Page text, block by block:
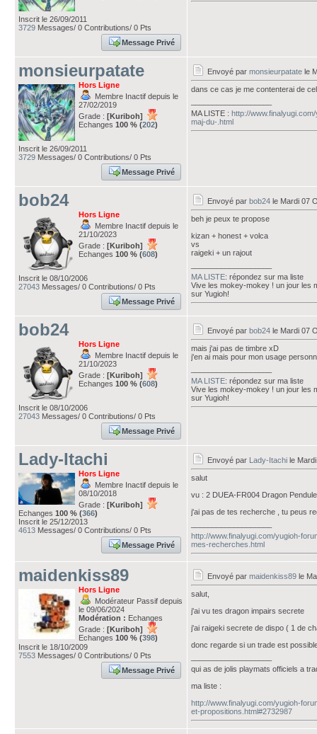
Inscrit le 26/09/2011
3729 Messages/ 0 Contributions/ 0 Pts
Message Privé
monsieurpatate
Hors Ligne
Membre Inactif depuis le
27/02/2019
Grade : [Kuriboh]
Echanges 100 % (202)
Inscrit le 26/09/2011
3729 Messages/ 0 Contributions/ 0 Pts
Message Privé
Envoyé par monsieurpatate le
dans ce cas je me contenterai de
MA LISTE : http://
maj-du-.html
bob24
Hors Ligne
Membre Inactif depuis le
21/10/2023
Grade : [Kuriboh]
Echanges 100 % (608)
Inscrit le 08/10/2006
27043 Messages/ 0 Contributions/ 0 Pts
Message Privé
Envoyé par bob24 le Mardi 07
beh je peux te propose
kizan + honest + volca
vs
raigeki + un rajout
MA LISTE: répondez sur ma liste
Vive les mokey-mokey ! un jour les
sur Yugioh!
bob24
Hors Ligne
Membre Inactif depuis le
21/10/2023
Grade : [Kuriboh]
Echanges 100 % (608)
Inscrit le 08/10/2006
27043 Messages/ 0 Contributions/ 0 Pts
Message Privé
Envoyé par bob24 le Mardi 07
mais j'ai pas de timbre xD
j'en ai mais pour mon usage
MA LISTE: répondez sur ma liste
Vive les mokey-mokey ! un jour les
sur Yugioh!
Lady-Itachi
Hors Ligne
Membre Inactif depuis le
08/10/2018
Grade : [Kuriboh]
Echanges 100 % (366)
Inscrit le 25/12/2013
4613 Messages/ 0 Contributions/ 0 Pts
Message Privé
Envoyé par Lady-Itachi le
salut
vu : 2 DUEA-FR004 Dragon
j'ai pas de tes recherche , tu peus
http://www.finalyugi.com/yugioh-
mes-recherches.html
maidenkiss89
Hors Ligne
Modérateur Passif depuis
le 09/06/2024
Modération : Echanges
Grade : [Kuriboh]
Echanges 100 % (398)
Inscrit le 18/10/2009
7553 Messages/ 0 Contributions/ 0 Pts
Message Privé
Envoyé par maidenkiss89 le
salut,
j'ai vu tes dragon impairs secrete
j'ai raigeki secrete de dispo ( 1 de
donc regarde si un trade est
qui as de jolis playmats officiels a
ma liste :
http://www.finalyugi.com/yugioh-
et-propositions.html#2732987